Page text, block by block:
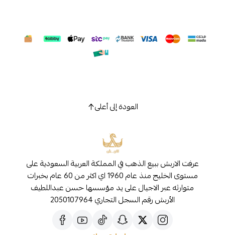
العودة إلى أعلى
عرفت الاربش ببيع الذهب في المملكة العربية السعودية على
مستوى الخليج منذ عام 1960 اي اكثر من 60 عام بخبرات
متوارثه عبر الاجيال على يد مؤسسها حسن عبداللطيف
الأربش رقم السجل التجاري 2050107964